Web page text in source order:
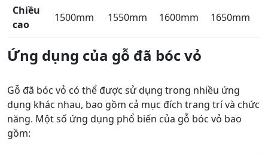
Chiều
cao
1500mm 1550mm 1600mm 1650mm
Ứng dụng của gỗ đã bóc vỏ
Gỗ đã bóc vỏ có thể được sử dụng trong nhiều ứng
dụng khác nhau, bao gồm cả mục đích trang trí và chức
năng. Một số ứng dụng phổ biến của gỗ bóc vỏ bao
gồm: